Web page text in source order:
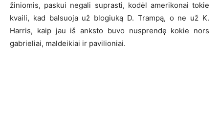
žiniomis, paskui negali suprasti, kodėl amerikonai tokie
kvaili, kad balsuoja už blogiuką D. Trampą, o ne už K.
Harris, kaip jau iš anksto buvo nusprendę kokie nors
gabrieliai, maldeikiai ir pavilioniai.